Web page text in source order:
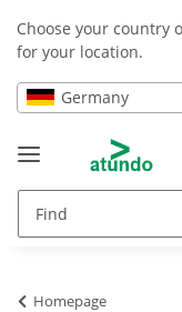
Choose your country
for your location.
Germany
Homepage